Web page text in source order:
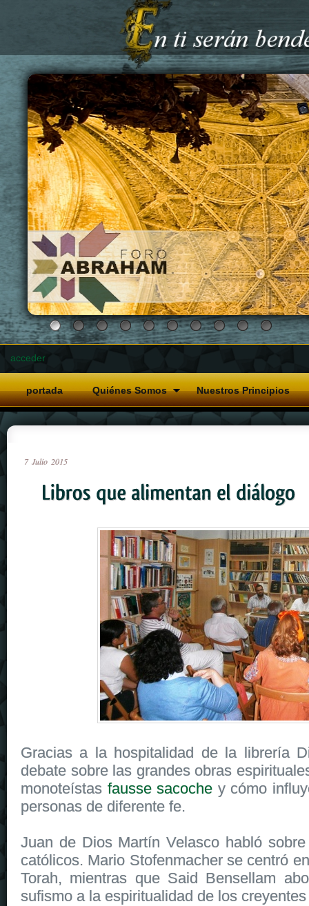
acceder
portada Quiénes Somos Nuestros Principios
7 Julio 2015
Gracias a la hospitalidad de la librería
debate sobre las grandes obras
monoteístas fausse sacoche y cómo
personas de diferente fe.
Juan de Dios Martín Velasco habló
católicos. Mario Stofenmacher se centró
Torah, mientras que Said Bensellam
sufismo a la espiritualidad de los